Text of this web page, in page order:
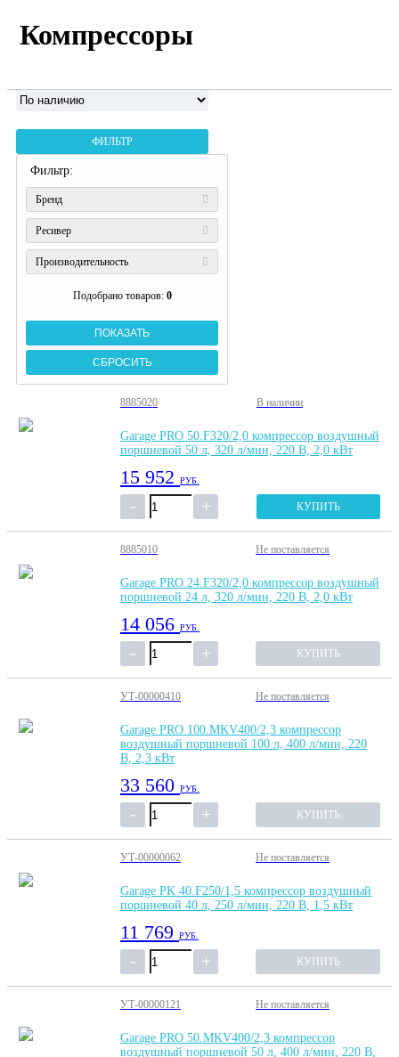
Компрессоры
ФИЛЬТР
Фильтр:
Бренд
Ресивер
Производительность
Подобрано товаров: 0
8885020 В наличии
Garage PRO 50.F320/2,0 компрессор воздушный
поршневой 50 л, 320 л/мин, 220 В, 2,0 кВт
15 952 РУБ.
КУПИТЬ
8885010 Не поставляется
Garage PRO 24.F320/2,0 компрессор воздушный
поршневой 24 л, 320 л/мин, 220 В, 2,0 кВт
14 056 РУБ.
КУПИТЬ
УТ-00000410 Не поставляется
Garage PRO 100.MKV400/2,3 компрессор
воздушный поршневой 100 л, 400 л/мин, 220
В, 2,3 кВт
33 560 РУБ.
КУПИТЬ
УТ-00000062 Не поставляется
Garage PK 40.F250/1,5 компрессор воздушный
поршневой 40 л, 250 л/мин, 220 В, 1,5 кВт
11 769 РУБ.
КУПИТЬ
УТ-00000121 Не поставляется
Garage PRO 50.MKV400/2,3 компрессор
воздушный поршневой 50 л, 400 л/мин, 220 В,